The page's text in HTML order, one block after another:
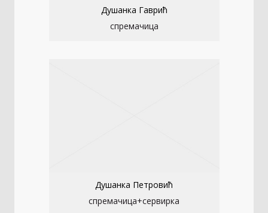
Душанка Гаврић
спремачица
Душанка Петровић
спремачица+сервирка